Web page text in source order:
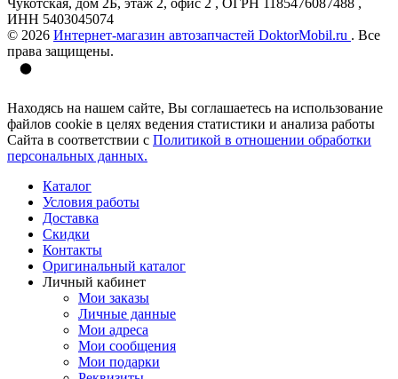
Чукотская, дом 2Б, этаж 2, офис 2 , ОГРН 1185476087488 ,
ИНН 5403045074
© 2026 Интернет-магазин автозапчастей DoktorMobil.ru . Все
права защищены.
Находясь на нашем сайте, Вы соглашаетесь на использование
файлов cookie в целях ведения статистики и анализа работы
Сайта в соответствии с Политикой в отношении обработки
персональных данных.
Каталог
Условия работы
Доставка
Скидки
Контакты
Оригинальный каталог
Личный кабинет
Мои заказы
Личные данные
Мои адреса
Мои сообщения
Мои подарки